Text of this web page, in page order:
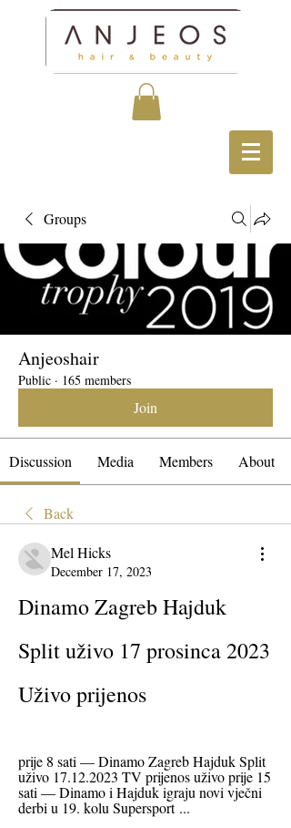
Groups
Anjeoshair
Public · 165 members
Join
Discussion Media Members About
Back
Mel Hicks
December 17, 2023
Dinamo Zagreb Hajduk
Split uživo 17 prosinca 2023
Uživo prijenos
prije 8 sati — Dinamo Zagreb Hajduk Split
uživo 17.12.2023 TV prijenos uživo prije 15
sati — Dinamo i Hajduk igraju novi vječni
derbi u 19. kolu Supersport ...